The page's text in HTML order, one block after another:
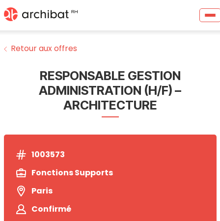
Retour aux offres
RESPONSABLE GESTION
ADMINISTRATION (H/F) –
ARCHITECTURE
1003573
Fonctions Supports
Paris
Confirmé